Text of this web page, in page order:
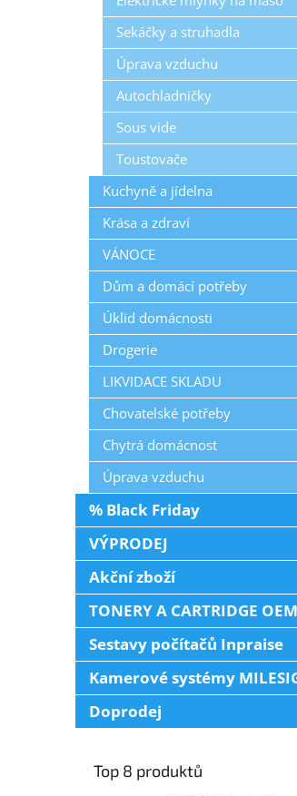
Sekáčky a struhadla
Úprava vzduchu
Autochladničky
Sous vide
Toustovače
Kuchyně a jídelna
Krása a zdraví
VÁNOCE
Dům a domácí potřeby
Úklid domácnosti
Drogerie
LIKVIDACE SKLADU
Chovatelské potřeby
Chytrá domácnost
Úprava vzduchu
% Black Friday
VÝPRODEJ
Akční zboží
TONERY A CARTRIDGE OEM
Sestavy počítačů Inpraise
Kamerové systémy
Doprodej
Top 8 produktů